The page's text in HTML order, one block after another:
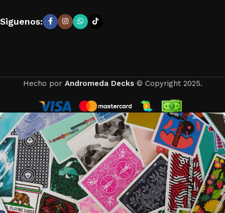
Siguenos:
Hecho por Andromeda Decks© Copyright 2025.